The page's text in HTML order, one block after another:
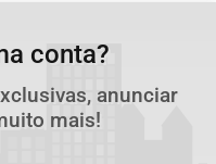
conta?
anunciar
mais!